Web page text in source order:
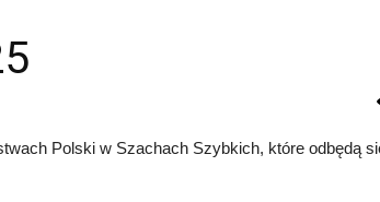
Polski w Szachach Szybkich, które odbędą